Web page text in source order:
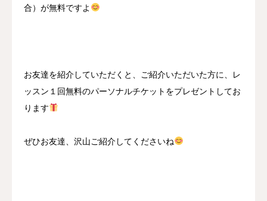
合）が無料ですよ
お友達を紹介していただくと、ご紹介いただいた方に、レ
ッスン１回無料のパーソナルチケットをプレゼントしてお
ります
ぜひお友達、沢山ご紹介してくださいね